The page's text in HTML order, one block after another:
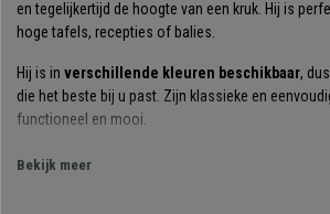
en tegelijkertijd de hoogte van een kruk. Hij is
hoge tafels, recepties of balies.
Hij is in verschillende kleuren beschikbaar,
die het beste bij u past. Zijn klassieke en
functioneel en mooi.
Deze bureaukruk is buitengewoon
Bekijk meer